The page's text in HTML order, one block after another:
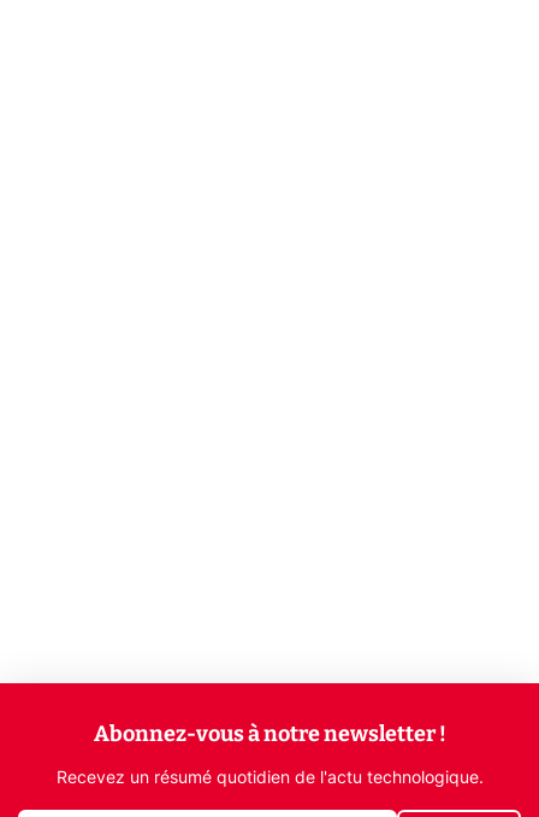
Abonnez-vous à notre newsletter !
Recevez un résumé quotidien de l'actu technologique.